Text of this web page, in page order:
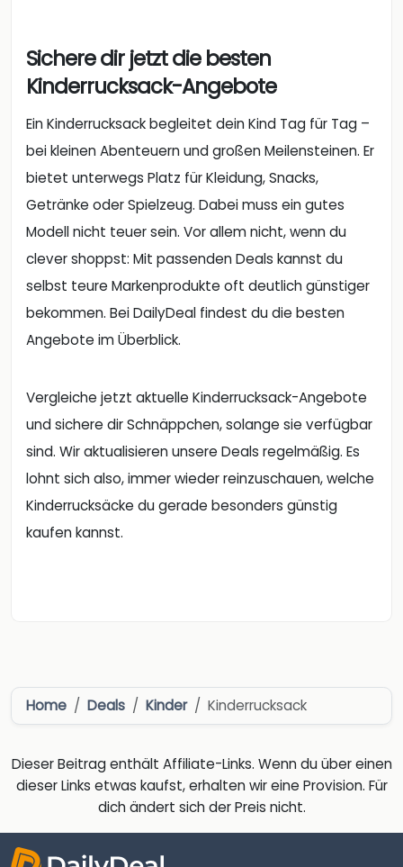
Sichere dir jetzt die besten
Kinderrucksack-Angebote
Ein Kinderrucksack begleitet dein Kind Tag für Tag –
bei kleinen Abenteuern und großen Meilensteinen. Er
bietet unterwegs Platz für Kleidung, Snacks,
Getränke oder Spielzeug. Dabei muss ein gutes
Modell nicht teuer sein. Vor allem nicht, wenn du
clever shoppst: Mit passenden Deals kannst du
selbst teure Markenprodukte oft deutlich günstiger
bekommen. Bei DailyDeal findest du die besten
Angebote im Überblick.
Vergleiche jetzt aktuelle Kinderrucksack-Angebote
und sichere dir Schnäppchen, solange sie verfügbar
sind. Wir aktualisieren unsere Deals regelmäßig. Es
lohnt sich also, immer wieder reinzuschauen, welche
Kinderrucksäcke du gerade besonders günstig
kaufen kannst.
Home Deals Kinder Kinderrucksack
Dieser Beitrag enthält Affiliate-Links. Wenn du über einen
dieser Links etwas kaufst, erhalten wir eine Provision. Für
dich ändert sich der Preis nicht.